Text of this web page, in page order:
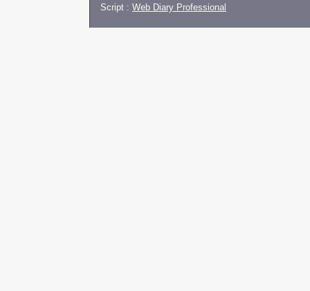
Script : Web Diary Professional